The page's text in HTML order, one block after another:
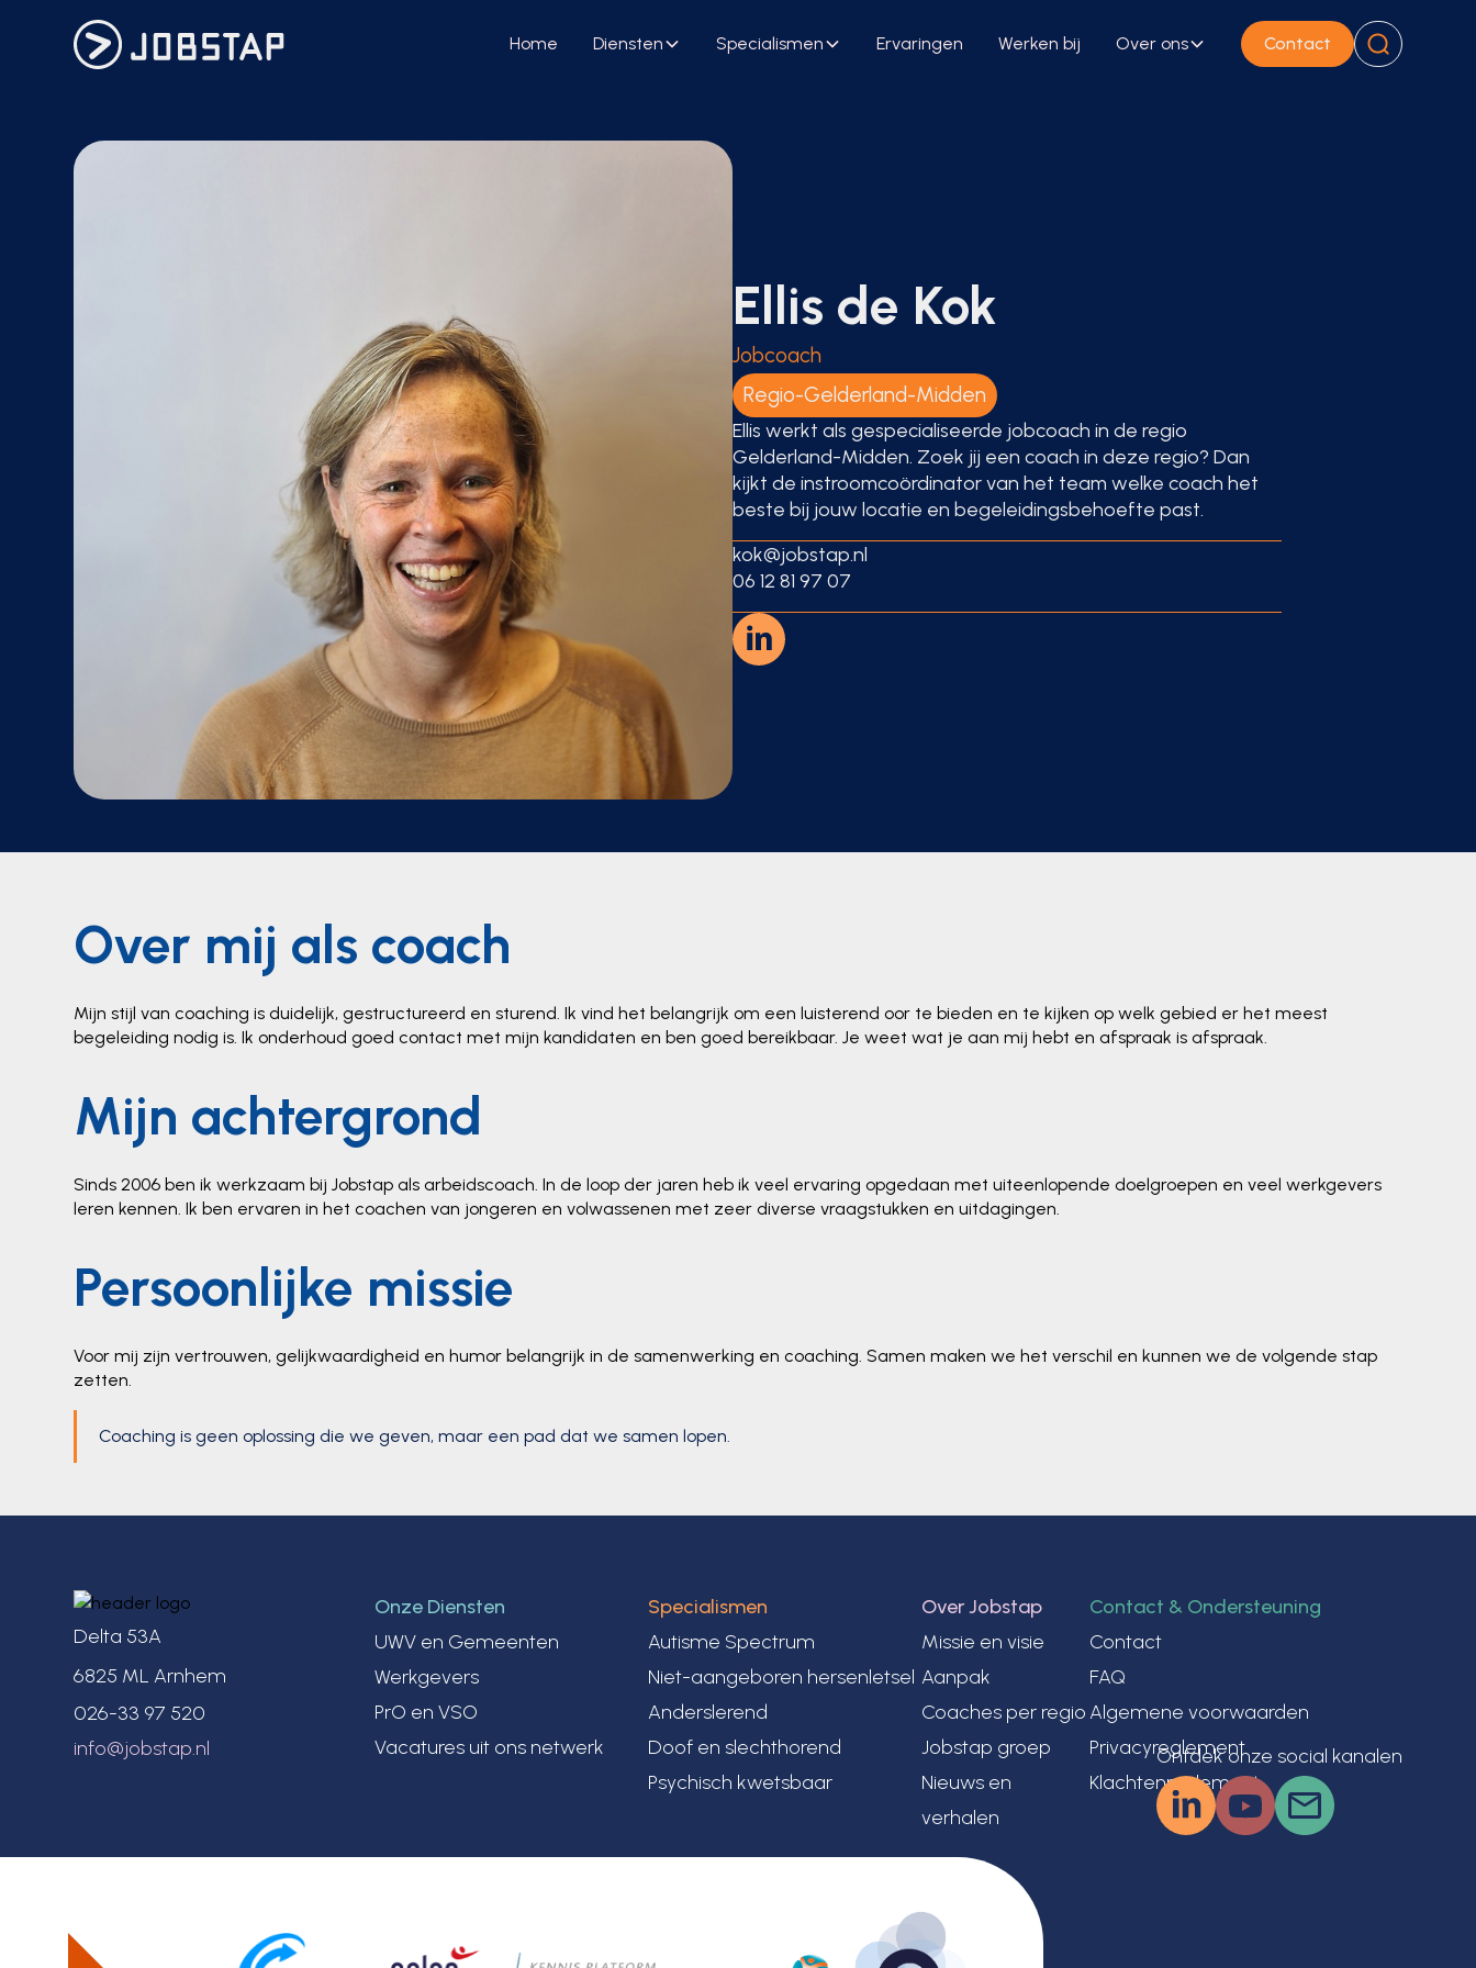
Home Diensten Specialismen Ervaringen Werken bij Over ons Contact
Ellis de Kok
Jobcoach
Regio-Gelderland-Midden
Ellis werkt als gespecialiseerde jobcoach in de regio
Gelderland-Midden. Zoek jij een coach in deze regio? Dan
kijkt de instroomcoördinator van het team welke coach het
beste bij jouw locatie en begeleidingsbehoefte past.
kok@jobstap.nl
06 12 81 97 07
Over mij als coach
Mijn stijl van coaching is duidelijk, gestructureerd en sturend. Ik vind het belangrijk om een luisterend oor te bieden en te kijken op welk gebied er het meest
begeleiding nodig is. Ik onderhoud goed contact met mijn kandidaten en ben goed bereikbaar. Je weet wat je aan mij hebt en afspraak is afspraak.
Mijn achtergrond
Sinds 2006 ben ik werkzaam bij Jobstap als arbeidscoach. In de loop der jaren heb ik veel ervaring opgedaan met uiteenlopende doelgroepen en veel werkgevers
leren kennen. Ik ben ervaren in het coachen van jongeren en volwassenen met zeer diverse vraagstukken en uitdagingen.
Persoonlijke missie
Voor mij zijn vertrouwen, gelijkwaardigheid en humor belangrijk in de samenwerking en coaching. Samen maken we het verschil en kunnen we de volgende stap
zetten.
Coaching is geen oplossing die we geven, maar een pad dat we samen lopen.
Delta 53A
6825 ML Arnhem
026-33 97 520
info@jobstap.nl
Onze Diensten
UWV en Gemeenten
Werkgevers
PrO en VSO
Vacatures uit ons netwerk
Specialismen
Autisme Spectrum
Niet-aangeboren hersenletsel
Anderslerend
Doof en slechthorend
Psychisch kwetsbaar
Over Jobstap
Missie en visie
Aanpak
Coaches per regio
Jobstap groep
Nieuws en
verhalen
Contact & Ondersteuning
Contact
FAQ
Algemene voorwaarden
Privacyreglement
Klachtenreglement
Ontdek onze social kanalen